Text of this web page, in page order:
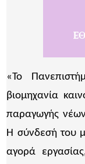
«Το
βιομηχανία
παραγωγής
Η σύνδεσή του
αγορά